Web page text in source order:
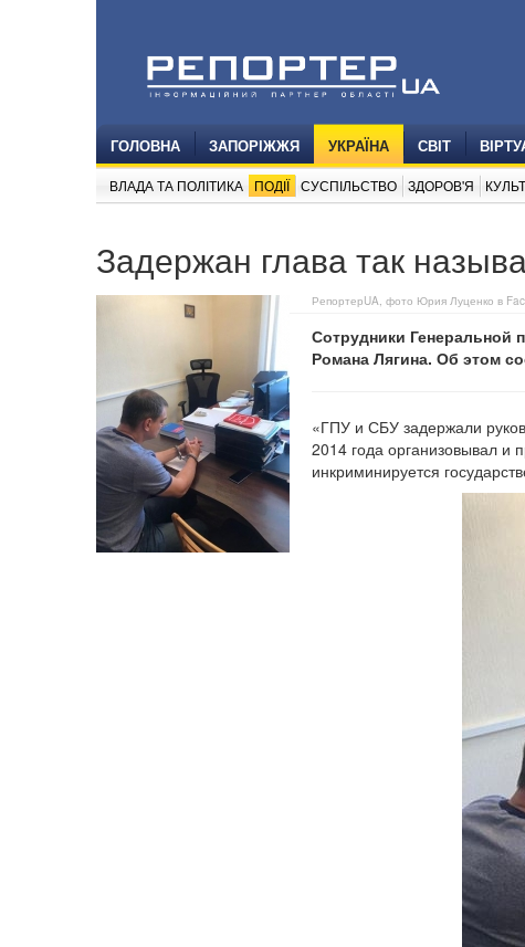
ГОЛОВНА ЗАПОРІЖЖЯ УКРАЇНА СВІТ
ВЛАДА ТА ПОЛІТИКА ПОДІЇ СУСПІЛЬСТВО ЗДОРОВ'Я
Задержан глава так
РепортерUA, фото Юрия Луценко в
Сотрудники Генеральной
Романа Лягина. Об этом
«ГПУ и СБУ задержали
2014 года организовывал
инкриминируется